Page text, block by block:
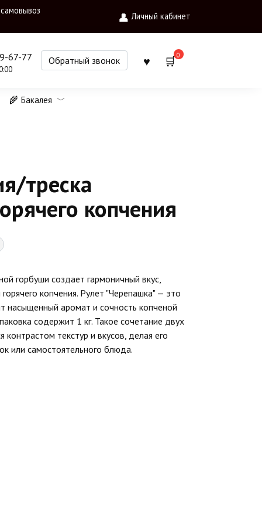
Личный кабинет
67-77 Обратный звонок
0
🌾 Бакалея
треска
копчения
горбуши создает гармоничный вкус,
копчения. Рулет "Черепашка" — это
насыщенный аромат и сочность копченой
содержит 1 кг. Такое сочетание двух
текстур и вкусов, делая его
или самостоятельного блюда.